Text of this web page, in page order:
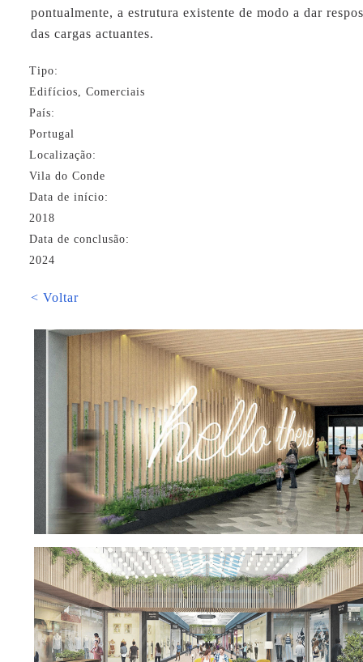
pontualmente, a estrutura existente de modo a dar
das cargas actuantes.
Tipo:
Edifícios, Comerciais
País:
Portugal
Localização:
Vila do Conde
Data de início:
2018
Data de conclusão:
2024
< Voltar